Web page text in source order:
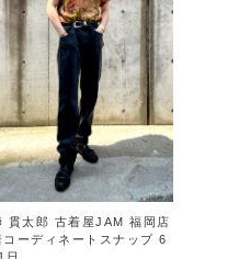
貫太郎 古着屋JAM 福岡店
コーディネートスナップ 6